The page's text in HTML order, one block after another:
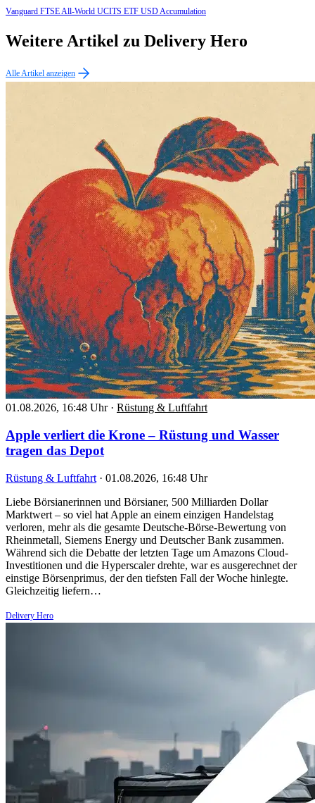
Vanguard FTSE All-World UCITS ETF USD Accumulation
Weitere Artikel zu Delivery Hero
Alle Artikel anzeigen
01.08.2026, 16:48 Uhr · Rüstung & Luftfahrt
Apple verliert die Krone – Rüstung und Wasser
tragen das Depot
Rüstung & Luftfahrt · 01.08.2026, 16:48 Uhr
Liebe Börsianerinnen und Börsianer, 500 Milliarden Dollar
Marktwert – so viel hat Apple an einem einzigen Handelstag
verloren, mehr als die gesamte Deutsche-Börse-Bewertung von
Rheinmetall, Siemens Energy und Deutscher Bank zusammen.
Während sich die Debatte der letzten Tage um Amazons Cloud-
Investitionen und die Hyperscaler drehte, war es ausgerechnet der
einstige Börsenprimus, der den tiefsten Fall der Woche hinlegte.
Gleichzeitig liefern…
Delivery Hero